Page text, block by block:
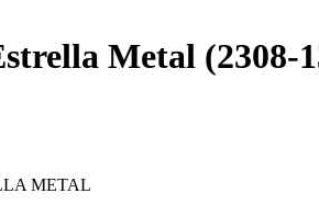
Metal (2308-
METAL